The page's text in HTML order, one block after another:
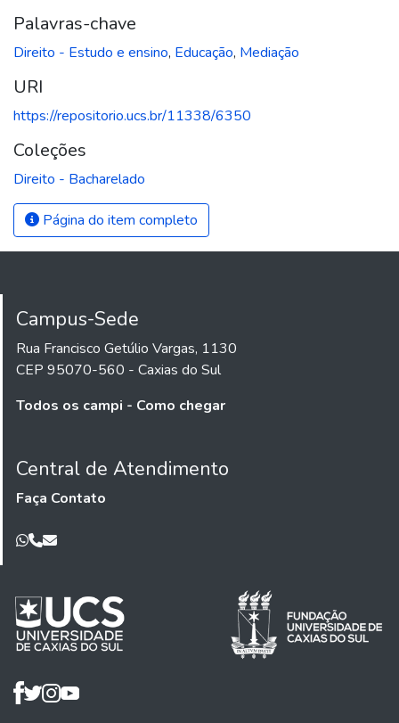
Palavras-chave
Direito - Estudo e ensino, Educação, Mediação
URI
https://repositorio.ucs.br/11338/6350
Coleções
Direito - Bacharelado
Página do item completo
Campus-Sede
Rua Francisco Getúlio Vargas, 1130
CEP 95070-560 - Caxias do Sul
Todos os campi - Como chegar
Central de Atendimento
Faça Contato